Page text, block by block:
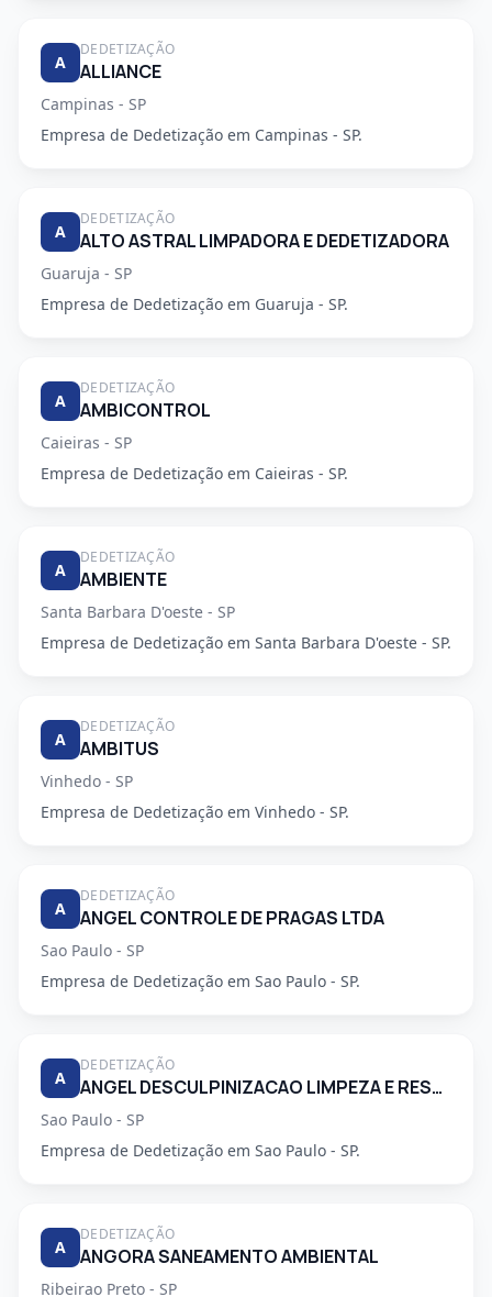
A
DEDETIZAÇÃO
ALLIANCE
Campinas - SP
Empresa de Dedetização em Campinas - SP.
A
DEDETIZAÇÃO
ALTO ASTRAL LIMPADORA E DEDETIZADORA
Guaruja - SP
Empresa de Dedetização em Guaruja - SP.
A
DEDETIZAÇÃO
AMBICONTROL
Caieiras - SP
Empresa de Dedetização em Caieiras - SP.
A
DEDETIZAÇÃO
AMBIENTE
Santa Barbara D'oeste - SP
Empresa de Dedetização em Santa Barbara D'oeste - SP.
A
DEDETIZAÇÃO
AMBITUS
Vinhedo - SP
Empresa de Dedetização em Vinhedo - SP.
A
DEDETIZAÇÃO
ANGEL CONTROLE DE PRAGAS LTDA
Sao Paulo - SP
Empresa de Dedetização em Sao Paulo - SP.
A
DEDETIZAÇÃO
ANGEL DESCULPINIZACAO LIMPEZA E RESTAURACAO DE CAIXAS DAGUA E CONTROLE DE PRAGAS LTDA
Sao Paulo - SP
Empresa de Dedetização em Sao Paulo - SP.
A
DEDETIZAÇÃO
ANGORA SANEAMENTO AMBIENTAL
Ribeirao Preto - SP